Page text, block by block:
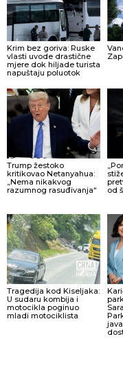
Krim bez goriva: Ruske
vlasti uvode drastične
mjere dok hiljade turista
napuštaju poluotok
Trump žestoko
kritikovao Netanyahua:
„Nema nikakvog
razumnog rasuđivanja“
od
Tragedija kod Kiseljaka:
U sudaru kombija i
motocikla poginuo
mladi motociklista